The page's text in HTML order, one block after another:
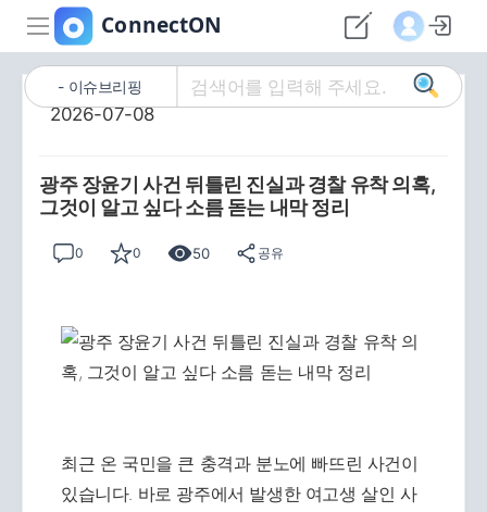
이슈브리핑
2026-07-08
광주 장윤기 사건 뒤틀린 진실과 경찰 유착 의혹,
그것이 알고 싶다 소름 돋는 내막 정리
0 0 50 공유
최근 온 국민을 큰 충격과 분노에 빠뜨린 사건이
있습니다. 바로 광주에서 발생한 여고생 살인 사